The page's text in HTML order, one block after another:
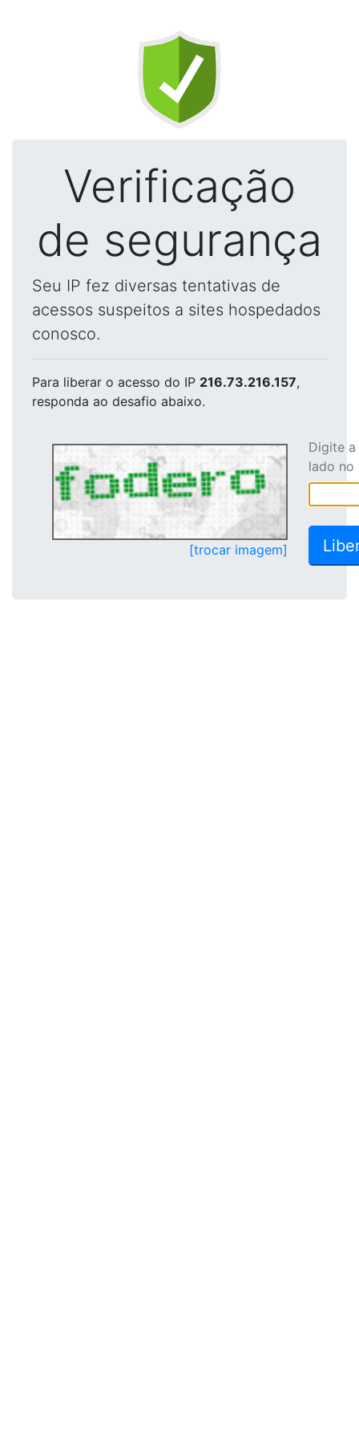
Verificação
de segurança
Seu IP fez diversas tentativas de
acessos suspeitos a sites hospedados
conosco.
Para liberar o acesso do IP 216.73.216.157,
responda ao desafio abaixo.
[trocar imagem]
Digite
lado no